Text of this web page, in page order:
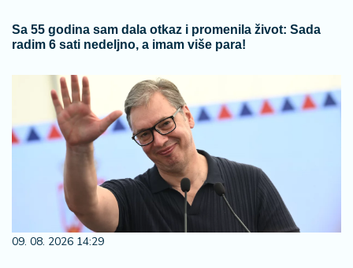
Sa 55 godina sam dala otkaz i promenila život: Sada
radim 6 sati nedeljno, a imam više para!
09. 08. 2026 14:29